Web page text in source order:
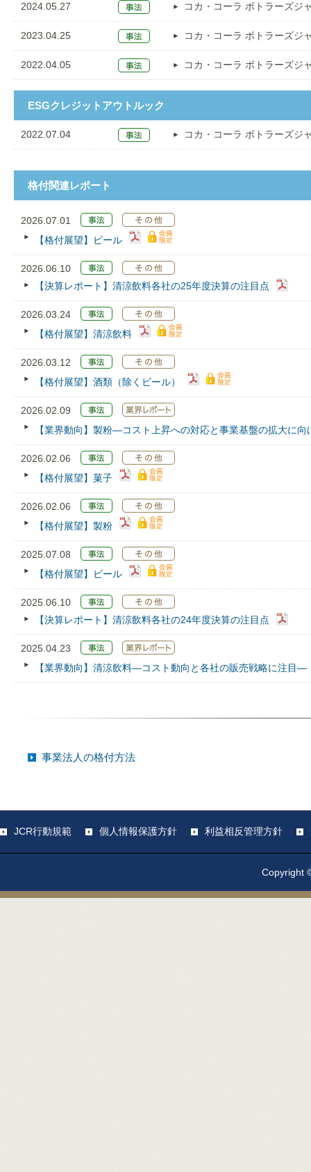
2024.05.27 コカ・コーラ ボトラーズジ
2023.04.25 コカ・コーラ ボトラーズジ
2022.04.05 コカ・コーラ ボトラーズジ
ESGクレジットアウトルック
2022.07.04 コカ・コーラ ボトラーズジ
格付関連レポート
2026.07.01
【格付展望】ビール
2026.06.10
【決算レポート】清涼飲料各社の25年度決算の注目点
2026.03.24
【格付展望】清涼飲料
2026.03.12
【格付展望】酒類（除くビール）
2026.02.09
【業界動向】製粉―コスト上昇への対応と事業基盤の拡大に
2026.02.06
【格付展望】菓子
2026.02.06
【格付展望】製粉
2025.07.08
【格付展望】ビール
2025.06.10
【決算レポート】清涼飲料各社の24年度決算の注目点
2025.04.23
【業界動向】清涼飲料―コスト動向と各社の販売戦略に注目―
事業法人の格付方法
JCR行動規範 個人情報保護方針 利益相反管理方針
Copyright